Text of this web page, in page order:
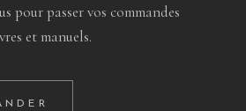
pour passer vos commandes
et manuels.